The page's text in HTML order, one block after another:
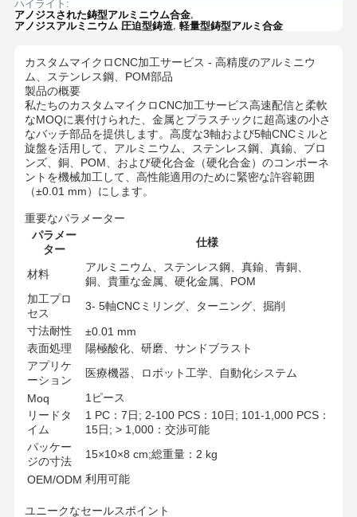
ハイライト:
アノジスされた鋳型アルミニウム合金,
アノジスアルミニウム 圧迫型鋳造, 軽量型鋳型アルミ合金
カスタムマイクロCNC加工サービス - 高精度のアルミニウ
ム、ステンレス鋼、POM部品
製品の概要
私たちのカスタムマイクロCNC加工サービス高速配信と柔軟
なMOQに裏付けられた、金属とプラスチックに超高速の小さ
なバッチ部品を提供します。高度な3軸および5軸CNCミルと
旋盤を活用して、アルミニウム、ステンレス鋼、真鍮、ブロ
ンズ、銅、POM、および硬化合金（硬化合金）のコンポーネ
ントを機械加工して、高性能適用のために緊密な許容範囲
（±0.01 mm）にします。
重要なパラメーター
パラメー
ター
仕様
材料
アルミニウム、ステンレス鋼、真鍮、青銅、
銅、貴重な金属、硬化金属、POM
加工プロ
セス
3- 5軸CNCミリング、ターニング、掘削
寸法耐性
±0.01 mm
表面処理
陽極酸化、研磨、サンドブラスト
アプリケ
ーション
医療機器、ロボット工学、自動化システム
Moq
1ピース
リードタ
イム
1 PC：7日; 2-100 PCS：10日; 101-1,000 PCS：
15日; > 1,000：交渉可能
パッケー
ジの寸法
15×10×8 cm;総重量：2 kg
OEM/ODM 利用可能
ユニークなセールスポイント